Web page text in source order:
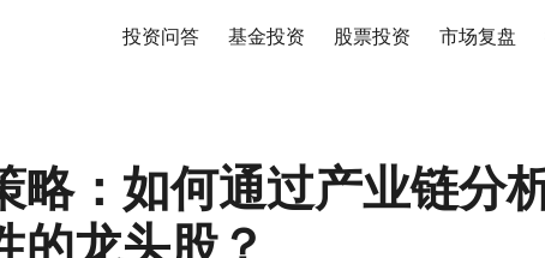
投资问答 基金投资 股票投资 市场复盘
略：如何通过产业链分
的龙头股？